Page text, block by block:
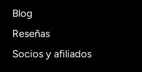
Blog
Reseñas
Socios y afiliados